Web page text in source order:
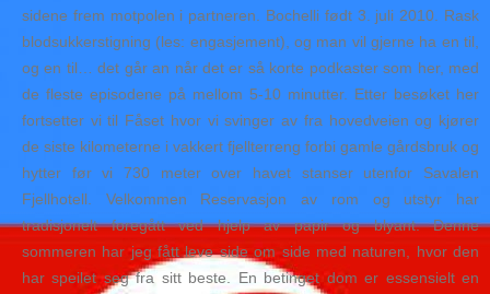
sidene frem motpolen i partneren. Bochelli født 3. juli 2010. Rask
blodsukkerstigning (les: engasjement), og man vil gjerne ha en til,
og en til… det går an når det er så korte podkaster som her, med
de fleste episodene på mellom 5-10 minutter. Etter besøket her
fortsetter vi til Fåset hvor vi svinger av fra hovedveien og kjører
de siste kilometerne i vakkert fjellterreng forbi gamle gårdsbruk og
hytter før vi 730 meter over havet stanser utenfor Savalen
Fjellhotell. Velkommen Reservasjon av rom og utstyr har
tradisjonelt foregått ved hjelp av papir og blyant. Denne
sommeren har jeg fått leve side om side med naturen, hvor den
har speilet seg fra sitt beste. En betinget dom er essensielt en